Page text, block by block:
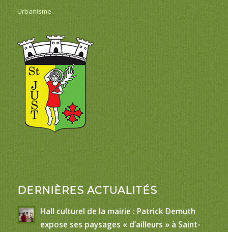
Urbanisme
DERNIÈRES ACTUALITÉS
Hall culturel de la mairie : Patrick Demuth
expose ses paysages « d’ailleurs » à Saint-